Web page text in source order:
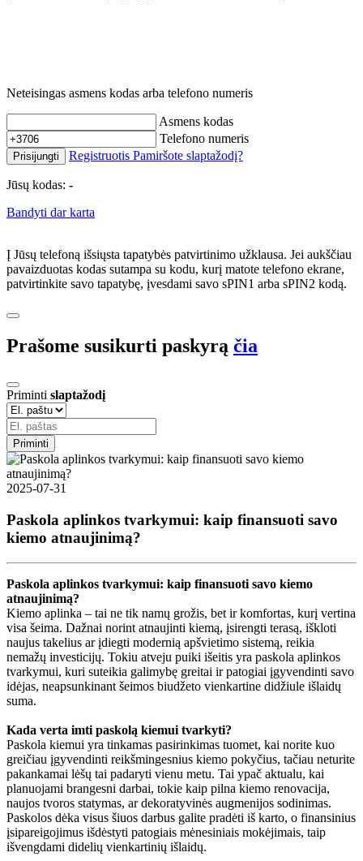
Neteisingas asmens kodas arba telefono numeris
Asmens kodas
Telefono numeris
Prisijungti Registruotis Pamiršote slaptažodį?
Jūsų kodas: -
Bandyti dar karta
Į Jūsų telefoną išsiųsta tapatybės patvirtinimo užklausa. Jei aukščiau
pavaizduotas kodas sutampa su kodu, kurį matote telefono ekrane,
patvirtinkite savo tapatybę, įvesdami savo sPIN1 arba sPIN2 kodą.
Prašome susikurti paskyrą čia
Priminti slaptažodį
Priminti
2025-07-31
Paskola aplinkos tvarkymui: kaip finansuoti savo
kiemo atnaujinimą?
Paskola aplinkos tvarkymui: kaip finansuoti savo kiemo
atnaujinimą?
Kiemo aplinka – tai ne tik namų grožis, bet ir komfortas, kurį vertina
visa šeima. Dažnai norint atnaujinti kiemą, įsirengti terasą, iškloti
naujus takelius ar įdiegti modernią apšvietimo sistemą, reikia
nemažų investicijų. Tokiu atveju puiki išeitis yra paskola aplinkos
tvarkymui, kuri suteikia galimybę greitai ir patogiai įgyvendinti savo
idėjas, neapsunkinant šeimos biudžeto vienkartine didžiule išlaidų
suma.
Kada verta imti paskolą kiemui tvarkyti?
Paskola kiemui yra tinkamas pasirinkimas tuomet, kai norite kuo
greičiau įgyvendinti reikšmingesnius kiemo pokyčius, tačiau neturite
pakankamai lėšų tai padaryti vienu metu. Tai ypač aktualu, kai
planuojami brangesni darbai, tokie kaip pilna kiemo renovacija,
naujos tvoros statymas, ar dekoratyvinės augmenijos sodinimas.
Paskolos dėka visus šiuos darbus galite pradėti iš karto, o finansinius
įsipareigojimus išdėstyti patogiais mėnesiniais mokėjimais, taip
išvengdami didelių vienkartinių išlaidų.